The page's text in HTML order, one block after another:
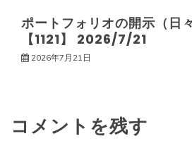
ポートフォリオの開示（日
【1121】 2026/7/21
2026年7月21日
コメントを残す